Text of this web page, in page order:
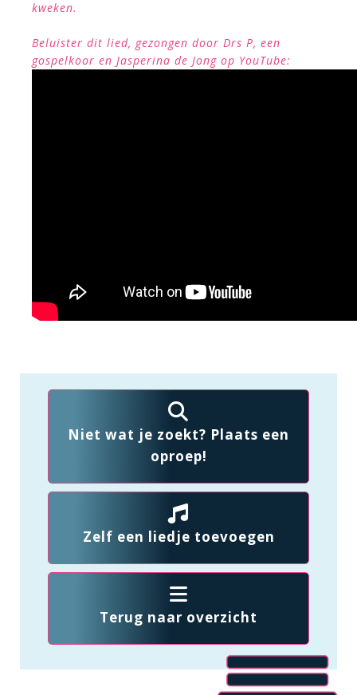
kweken.
Beluister dit lied, gezongen door Drs P, een
gospelkoor en Jasperina de Jong op YouTube:
Niet wat je zoekt? Plaats een
oproep!
Zelf een liedje toevoegen
Terug naar overzicht